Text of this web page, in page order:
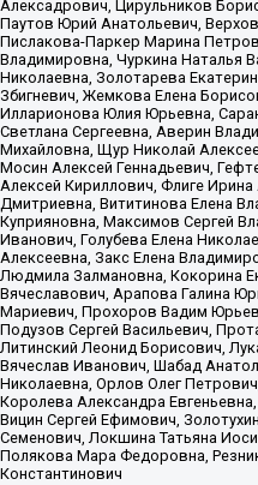
Алексадрович, Цирульников
Паутов Юрий Анатольевич,
Пислакова-Паркер Марина
Владимировна, Чуркина Наталья
Николаевна, Золотарева
Збигневич, Жемкова Елена
Илларионова Юлия Юрьевна,
Светлана Сергеевна, Аверин
Михайловна, Щур Николай
Мосин Алексей Геннадьевич,
Алексей Кириллович, Флиге
Дмитриевна, Вититинова Елена
Куприяновна, Максимов Сергей
Иванович, Голубева Елена
Алексеевна, Закс Елена
Людмила Залмановна, Кокорина
Вячеславович, Арапова Галина
Мариевич, Прохоров Вадим
Подузов Сергей Васильевич,
Литинский Леонид Борисович,
Вячеслав Иванович, Шабад
Николаевна, Орлов Олег
Королева Александра
Вицин Сергей Ефимович,
Семенович, Локшина Татьяна
Полякова Мара Федоровна,
Константинович